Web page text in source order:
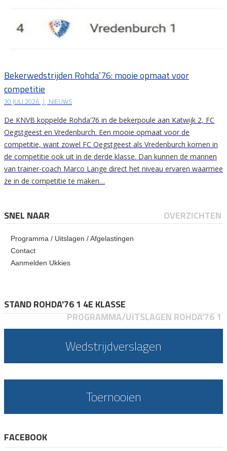
Bekerwedstrijden Rohda’76: mooie opmaat voor
competitie
30 JULI 2026 | NIEUWS
De KNVB koppelde Rohda’76 in de bekerpoule aan Katwijk 2, FC
Oegstgeest en Vredenburch. Een mooie opmaat voor de
competitie, want zowel FC Oegstgeest als Vredenburch komen in
de competitie ook uit in de derde klasse. Dan kunnen de mannen
van trainer-coach Marco Lange direct het niveau ervaren waarmee
ze in de competitie te maken…
SNEL NAAR OVERZICHTEN
Programma / Uitslagen / Afgelastingen
Contact
Aanmelden Ukkies
STAND ROHDA'76 1 4E KLASSE
PROGRAMMA/UITSLAGEN ROHDA'76 1
Wedstrijdverslagen
Toernooien
FACEBOOK